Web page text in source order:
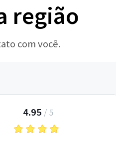
região
com você.
4.95 / 5